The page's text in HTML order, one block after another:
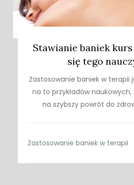
Stawianie baniek
się tego
Zastosowanie baniek w terapii
na to przykładów naukowych,
na szybszy powrót do
Zastosowanie baniek w terapii